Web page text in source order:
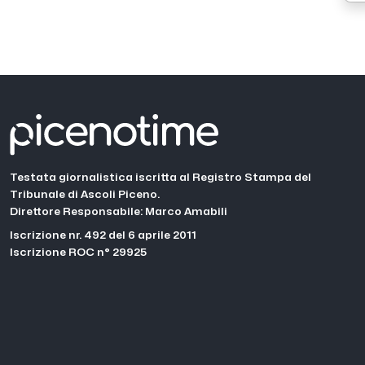
Testata giornalistica iscritta al Registro Stampa del
Tribunale di Ascoli Piceno.
Direttore Responsabile: Marco Amabili
Iscrizione nr. 492 del 6 aprile 2011
Iscrizione ROC n° 29925